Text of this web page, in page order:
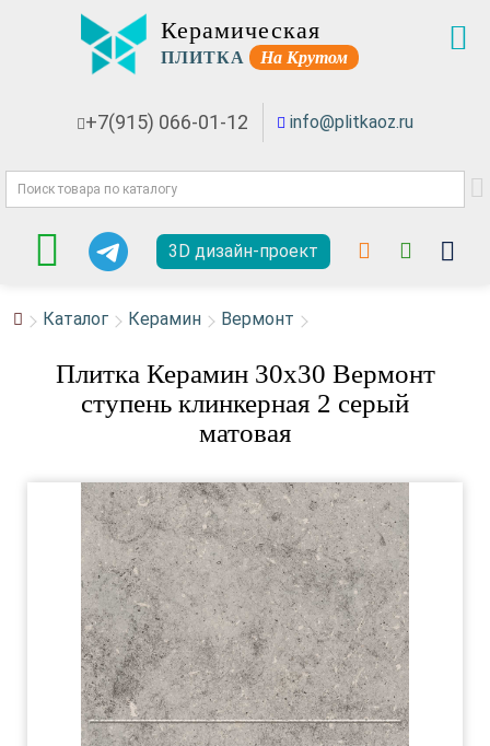
Керамическая
ПЛИТКА На Крутом
+7(915) 066-01-12 info@plitkaoz.ru
3D дизайн-проект
Каталог Керамин Вермонт
Плитка Керамин 30x30 Вермонт
ступень клинкерная 2 серый
матовая